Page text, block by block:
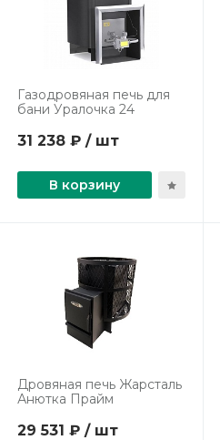
Газодровяная печь для
бани Уралочка 24
31 238 ₽ / шт
В корзину
Дровяная печь Жарсталь
Анютка Прайм
29 531 ₽ / шт